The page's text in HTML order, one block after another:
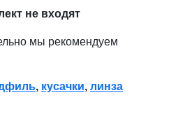
не входят
мы рекомендуем
, кусачки, линза